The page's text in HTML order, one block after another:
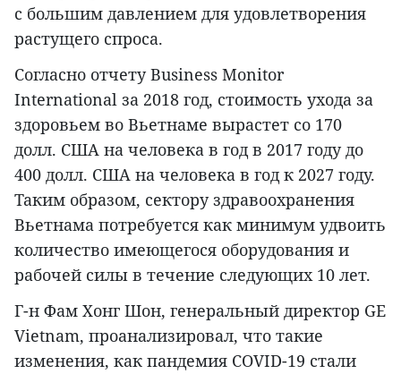
с большим давлением для удовлетворения
растущего спроса.
Согласно отчету Business Monitor
International за 2018 год, стоимость ухода за
здоровьем во Вьетнаме вырастет со 170
долл. США на человека в год в 2017 году до
400 долл. США на человека в год к 2027 году.
Таким образом, сектору здравоохранения
Вьетнама потребуется как минимум удвоить
количество имеющегося оборудования и
рабочей силы в течение следующих 10 лет.
Г-н Фам Хонг Шон, генеральный директор GE
Vietnam, проанализировал, что такие
изменения, как пандемия COVID-19 стали